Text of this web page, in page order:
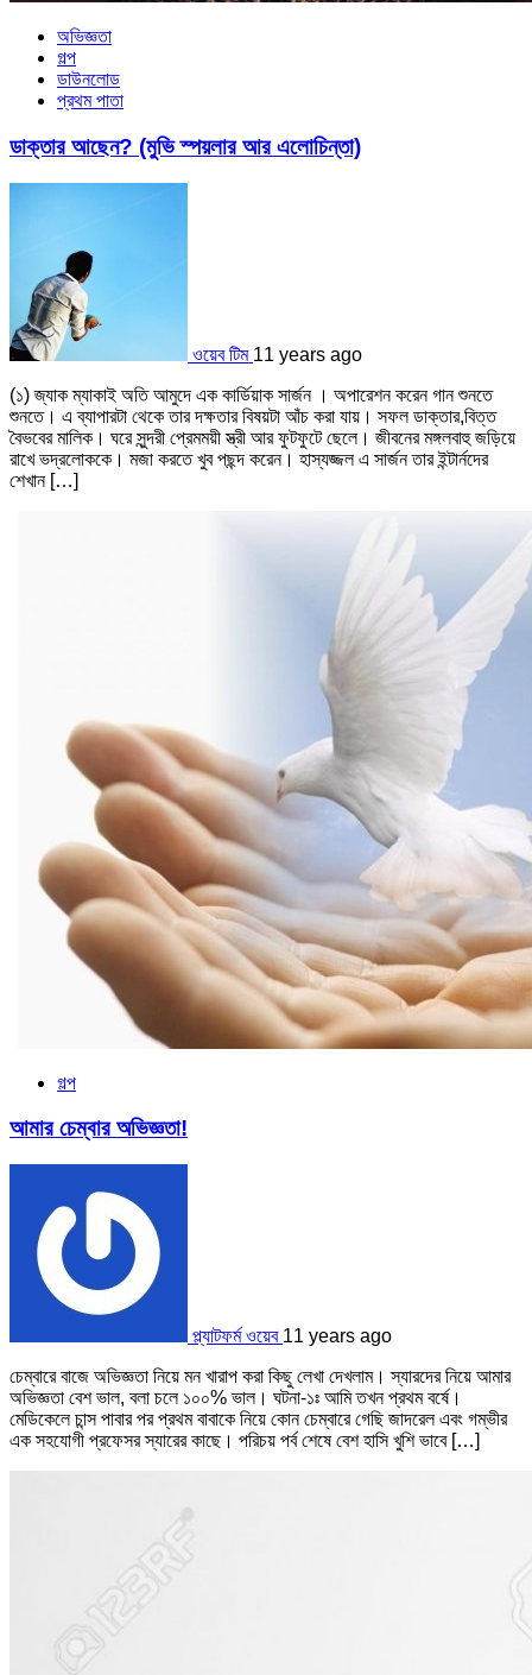
অভিজ্ঞতা
গল্প
ডাউনলোড
প্রথম পাতা
ডাক্তার আছেন? (মুভি স্পয়লার আর এলোচিন্তা)
ওয়েব টিম 11 years ago
(১) জ্যাক ম্যাকাই অতি আমুদে এক কার্ডিয়াক সার্জন । অপারেশন করেন গান শুনতে
শুনতে। এ ব্যাপারটা থেকে তার দক্ষতার বিষয়টা আঁচ করা যায়। সফল ডাক্তার,বিত্ত
বৈভবের মালিক। ঘরে সুন্দরী প্রেমময়ী স্ত্রী আর ফুটফুটে ছেলে। জীবনের মঙ্গলবাহু জড়িয়ে
রাখে ভদ্রলোককে। মজা করতে খুব পছন্দ করেন। হাস্যজ্জল এ সার্জন তার ইন্টার্নদের
শেখান […]
গল্প
আমার চেম্বার অভিজ্ঞতা!
প্ল্যাটফর্ম ওয়েব 11 years ago
চেম্বারে বাজে অভিজ্ঞতা নিয়ে মন খারাপ করা কিছু লেখা দেখলাম। স্যারদের নিয়ে আমার
অভিজ্ঞতা বেশ ভাল, বলা চলে ১০০% ভাল। ঘটনা-১ঃ আমি তখন প্রথম বর্ষে।
মেডিকেলে চান্স পাবার পর প্রথম বাবাকে নিয়ে কোন চেম্বারে গেছি জাদরেল এবং গম্ভীর
এক সহযোগী প্রফেসর স্যারের কাছে। পরিচয় পর্ব শেষে বেশ হাসি খুশি ভাবে […]